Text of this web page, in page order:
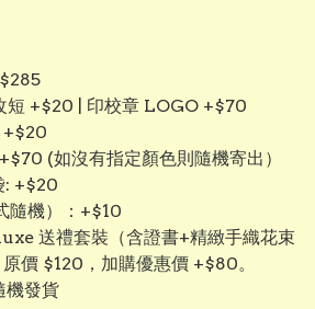
短 +$20 | 印校章 LOGO +$70
+$20
(如沒有指定顏色則隨機寄出）
: +$20
隨機）：+$10
送禮套裝（含證書+精緻手織花束
價 $120，加購優惠價 +$80。
機發貨